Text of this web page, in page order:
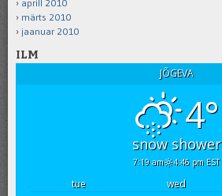
aprill 2010
märts 2010
jaanuar 2010
ILM
JÕGEVA
4°
snow shower
7:19 am 4:46 pm EST
tue wed